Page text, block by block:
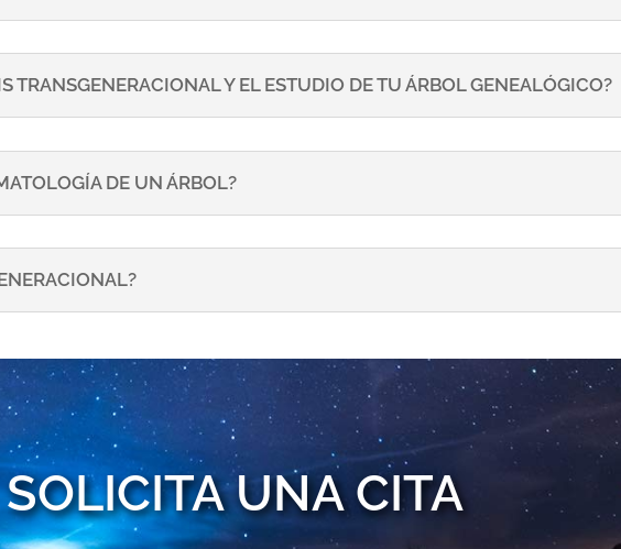
TRANSGENERACIONAL Y EL ESTUDIO DE TU ÁRBOL GENEALÓGICO?
DE UN ÁRBOL?
SOLICITA UNA CITA